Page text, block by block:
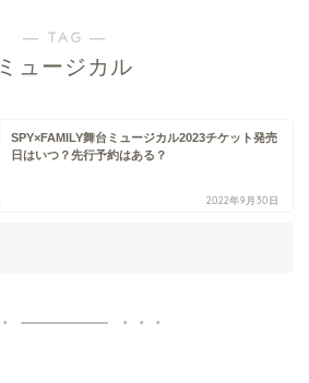
― TAG ―
ミュージカル
SPY×FAMILY舞台ミュージカル2023チケット発売
日はいつ？先行予約はある？
2022年9月30日